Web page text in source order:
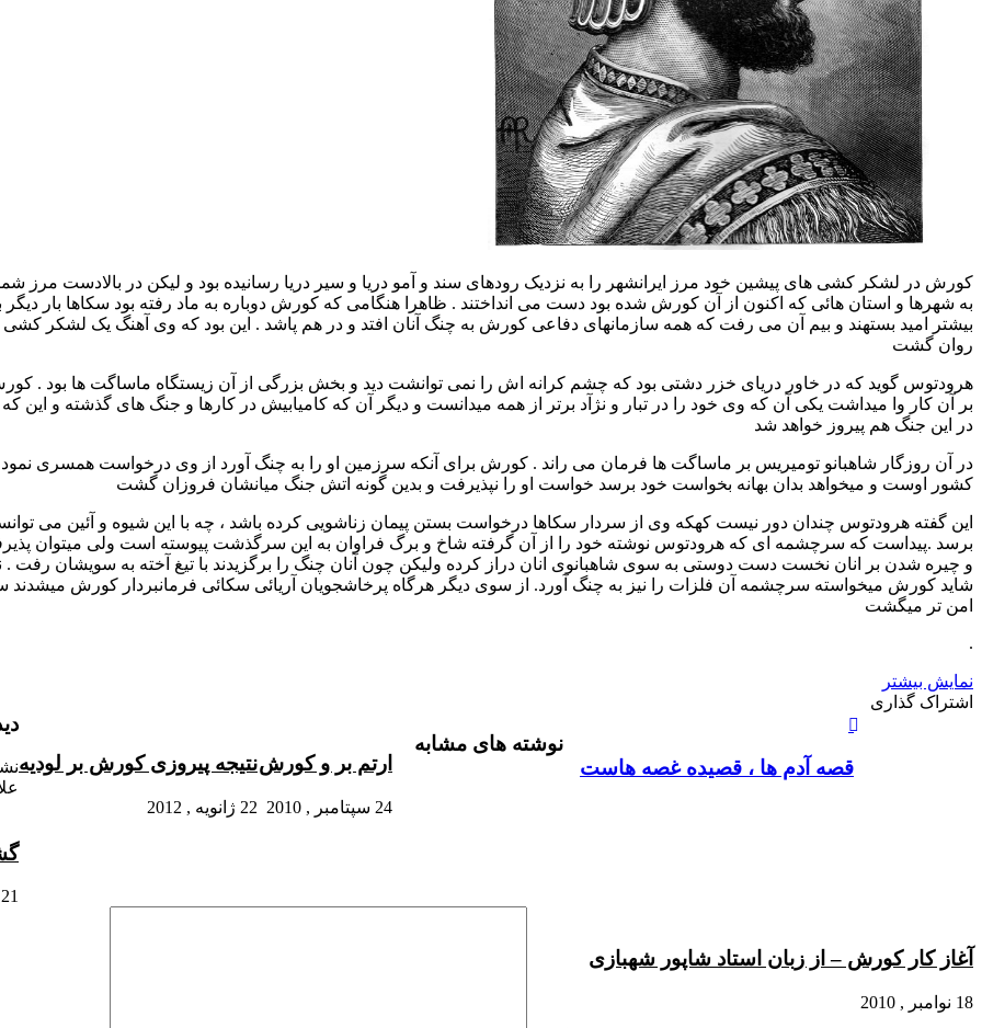
کورش در لشکر کشی های پیشین خود مرز ایرانشهر را به نزدیک رودهای سند و آمو دریا و سیر دریا رسانیده بود و لیکن در بالادست مرز
به شهرها و استان هائی که اکنون از آن کورش شده بود دست می انداختند . ظاهرا هنگامی که کورش دوباره به ماد رفته بود سکاها بار
بیشتر امید بستهند و بیم آن می رفت که همه سازمانهای دفاعی کورش به چنگ آنان افتد و در هم پاشد . این بود که وی آهنگ یک لشکر
روان گشت
هرودتوس گوید که در خاور دریای خزر دشتی بود که چشم کرانه اش را نمی توانشت دید و بخش بزرگی از آن زیستگاه ماساگت ها بود . کورش
بر آن کار وا میداشت یکی آن که وی خود را در تبار و نژآد برتر از همه میدانست و دیگر آن که کامیابیش در کارها و جنگ های گذشته و این
در این جنگ هم پیروز خواهد شد
در آن روزگار شاهبانو تومیریس بر ماساگت ها فرمان می راند . کورش برای آنکه سرزمین او را به چنگ آورد از وی درخواست همسری
کشور اوست و میخواهد بدان بهانه بخواست خود برسد خواست او را نپذیرفت و بدین گونه اتش جنگ میانشان فروزان گشت
این گفته هرودتوس چندان دور نیست کهکه وی از سردار سکاها درخواست بستن پیمان زناشویی کرده باشد ، چه با این شیوه و آئین می
برسد .پیداست که سرچشمه ای که هرودتوس نوشته خود را از آن گرفته شاخ و برگ فراوان به این سرگذشت پیوسته است ولی میتوان
و چیره شدن بر انان نخست دست دوستی به سوی شاهبانوی انان دراز کرده ولیکن چون آنان چنگ را برگزیدند با تیغ آخته به سویشان رفت .
شاید کورش میخواسته سرچشمه آن فلزات را نیز به چنگ آورد. از سوی دیگر هرگاه پرخاشجویان آریائی سکائی فرمانبردار کورش میشدند
امن تر میگشت
.
نمایش بیشتر
اشتراک گذاری
بوک
آپ
گذاری
طریق
قصه آدم ها ، قصیده غصه هاست
نوشته های مشابه
ارتم بر و کورش
24 سپتامبر , 2010
نتیجه پیروزی کورش بر لودیه
22 ژانویه , 2012
21 ژانویه , 2012
آغاز کار کورش – از زبان استاد شاپور شهبازی
18 نوامبر , 2010